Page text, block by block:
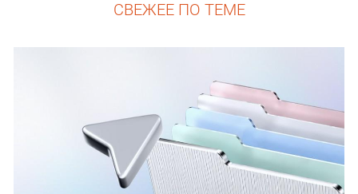
СВЕЖЕЕ ПО ТЕМЕ